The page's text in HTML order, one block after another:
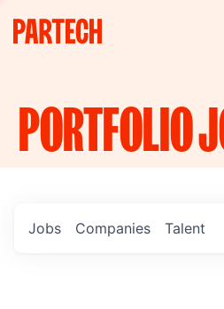
PORTFOLIO
Jobs Companies Talent